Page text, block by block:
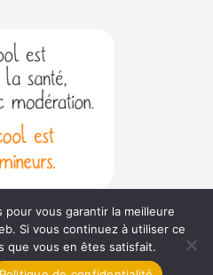
Conditions générales de vente
vous garantir la meilleure
Si vous continuez à utiliser ce
que vous en êtes satisfait.